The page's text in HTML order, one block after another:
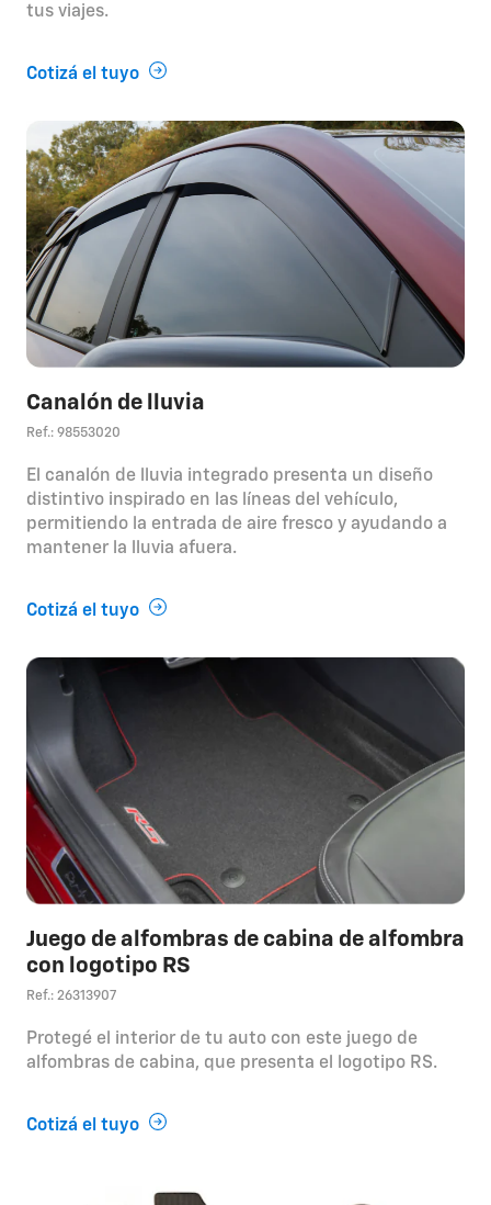
tus viajes.
Cotizá el tuyo
Canalón de lluvia
Ref.: 98553020
El canalón de lluvia integrado presenta un diseño
distintivo inspirado en las líneas del vehículo,
permitiendo la entrada de aire fresco y ayudando a
mantener la lluvia afuera.
Cotizá el tuyo
Juego de alfombras de cabina de alfombra
con logotipo RS
Ref.: 26313907
Protegé el interior de tu auto con este juego de
alfombras de cabina, que presenta el logotipo RS.
Cotizá el tuyo